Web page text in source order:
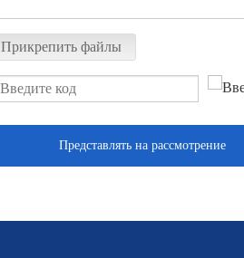
Прикрепить файлы
Представлять на рассмотрение